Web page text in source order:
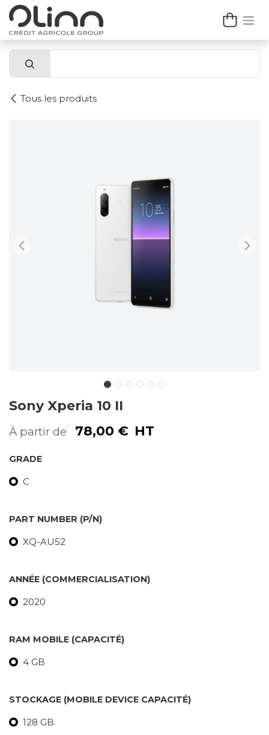
Se rendre au contenu
Tous les produits
Sony Xperia 10 II
À partir de 78,00 € HT
GRADE
C
PART NUMBER (P/N)
XQ-AU52
ANNÉE (COMMERCIALISATION)
2020
RAM MOBILE (CAPACITÉ)
4 GB
STOCKAGE (MOBILE DEVICE CAPACITÉ)
128 GB.